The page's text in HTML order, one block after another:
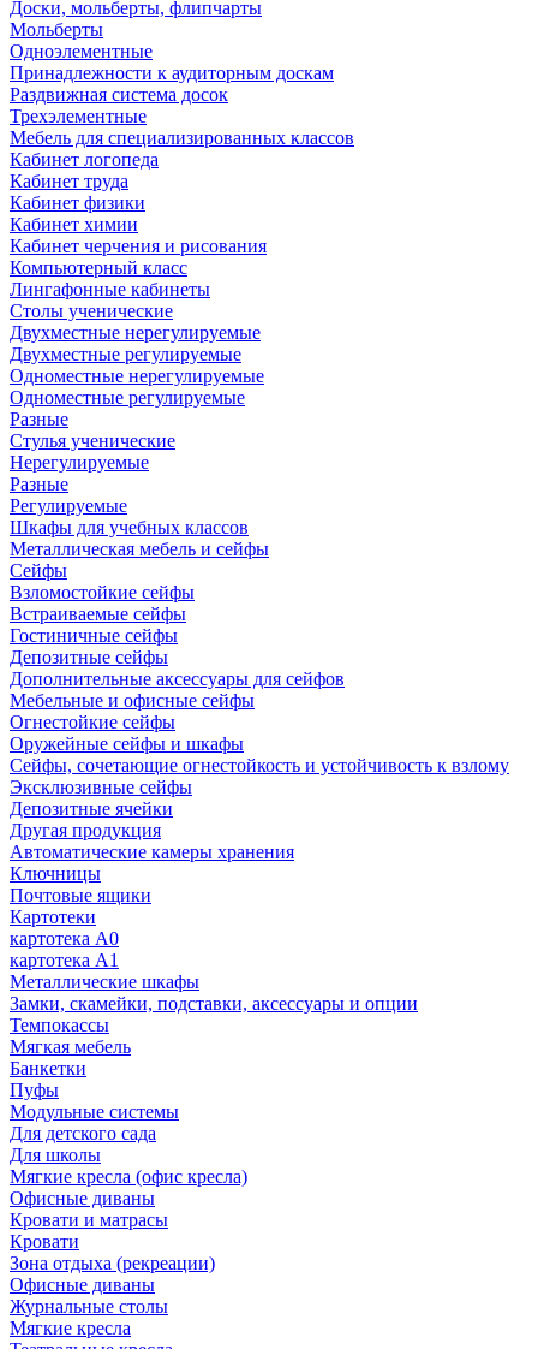
Доски, мольберты, флипчарты
Мольберты
Одноэлементные
Принадлежности к аудиторным доскам
Раздвижная система досок
Трехэлементные
Мебель для специализированных классов
Кабинет логопеда
Кабинет труда
Кабинет физики
Кабинет химии
Кабинет черчения и рисования
Компьютерный класс
Лингафонные кабинеты
Столы ученические
Двухместные нерегулируемые
Двухместные регулируемые
Одноместные нерегулируемые
Одноместные регулируемые
Разные
Стулья ученические
Нерегулируемые
Разные
Регулируемые
Шкафы для учебных классов
Металлическая мебель и сейфы
Сейфы
Взломостойкие сейфы
Встраиваемые сейфы
Гостиничные сейфы
Депозитные сейфы
Дополнительные аксессуары для сейфов
Мебельные и офисные сейфы
Огнестойкие сейфы
Оружейные сейфы и шкафы
Сейфы, сочетающие огнестойкость и устойчивость к взлому
Эксклюзивные сейфы
Депозитные ячейки
Другая продукция
Автоматические камеры хранения
Ключницы
Почтовые ящики
Картотеки
картотека А0
картотека А1
Металлические шкафы
Замки, скамейки, подставки, аксессуары и опции
Темпокассы
Мягкая мебель
Банкетки
Пуфы
Модульные системы
Для детского сада
Для школы
Мягкие кресла (офис кресла)
Офисные диваны
Кровати и матрасы
Кровати
Зона отдыха (рекреации)
Офисные диваны
Журнальные столы
Мягкие кресла